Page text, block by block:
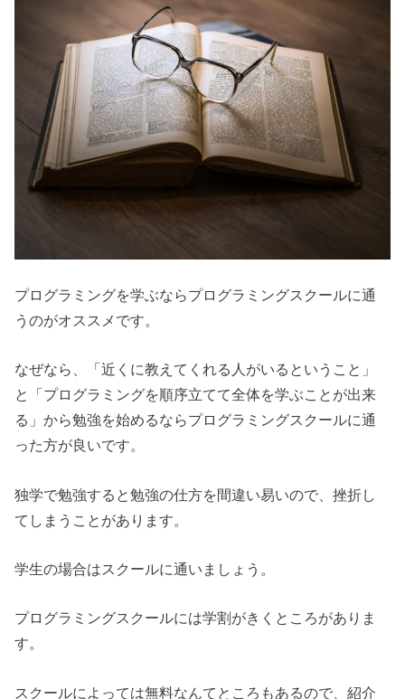
プログラミングを学ぶならプログラミングスクールに通
うのがオススメです。
なぜなら、「近くに教えてくれる人がいるということ」
と「プログラミングを順序立てて全体を学ぶことが出来
る」から勉強を始めるならプログラミングスクールに通
った方が良いです。
独学で勉強すると勉強の仕方を間違い易いので、挫折し
てしまうことがあります。
学生の場合はスクールに通いましょう。
プログラミングスクールには学割がきくところがありま
す。
スクールによっては無料なんてところもあるので、紹介